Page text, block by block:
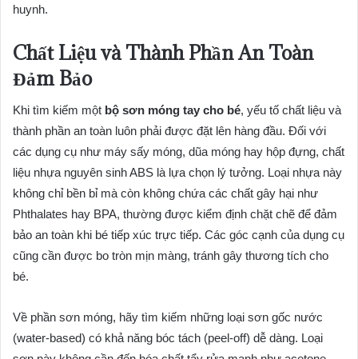
huynh.
Chất Liệu và Thành Phần An Toàn
Đảm Bảo
Khi tìm kiếm một bộ sơn móng tay cho bé, yếu tố chất liệu và
thành phần an toàn luôn phải được đặt lên hàng đầu. Đối với
các dụng cụ như máy sấy móng, dũa móng hay hộp đựng, chất
liệu nhựa nguyên sinh ABS là lựa chọn lý tưởng. Loại nhựa này
không chỉ bền bỉ mà còn không chứa các chất gây hại như
Phthalates hay BPA, thường được kiểm định chặt chẽ để đảm
bảo an toàn khi bé tiếp xúc trực tiếp. Các góc cạnh của dụng cụ
cũng cần được bo tròn mịn màng, tránh gây thương tích cho
bé.
Về phần sơn móng, hãy tìm kiếm những loại sơn gốc nước
(water-based) có khả năng bóc tách (peel-off) dễ dàng. Loại